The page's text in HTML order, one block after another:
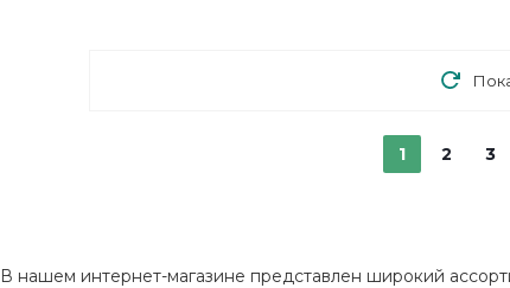
1 2 3
В нашем интернет-магазине представлен широкий